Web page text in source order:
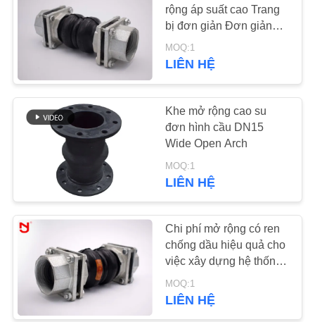
THAM
QUAN
MÁY
KIỂM
LƯỢNG
LIÊN
CHÚNG
TÔI
rộng áp suất cao Trang
bị đơn giản Đơn giản
Liên minh thép carbon
Đai ốc mạ kẽm
MOQ:1
LIÊN HỆ
Khe mở rộng cao su
đơn hình cầu DN15
Wide Open Arch
MOQ:1
LIÊN HỆ
Chi phí mở rộng có ren
chống dầu hiệu quả cho
việc xây dựng hệ thống
đường ống
MOQ:1
LIÊN HỆ